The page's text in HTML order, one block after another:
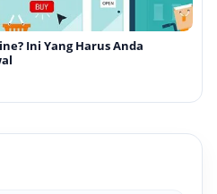
Ini Yang Harus Anda